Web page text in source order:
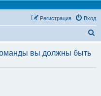
Вход
Регистрация
с
вы должны быть